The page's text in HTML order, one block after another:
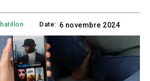
Date: 6 novembre 2024